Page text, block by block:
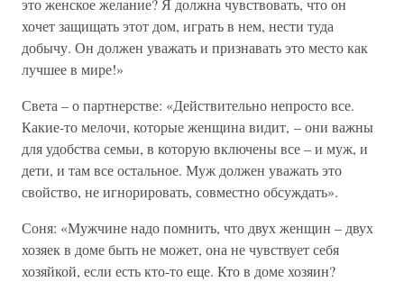
это женское желание? Я должна чувствовать, что он
хочет защищать этот дом, играть в нем, нести туда
добычу. Он должен уважать и признавать это место как
лучшее в мире!»
Света – о партнерстве: «Действительно непросто все.
Какие-то мелочи, которые женщина видит, – они важны
для удобства семьи, в которую включены все – и муж, и
дети, и там все остальное. Муж должен уважать это
свойство, не игнорировать, совместно обсуждать».
Соня: «Мужчине надо помнить, что двух женщин – двух
хозяек в доме быть не может, она не чувствует себя
хозяйкой, если есть кто-то еще. Кто в доме хозяин?